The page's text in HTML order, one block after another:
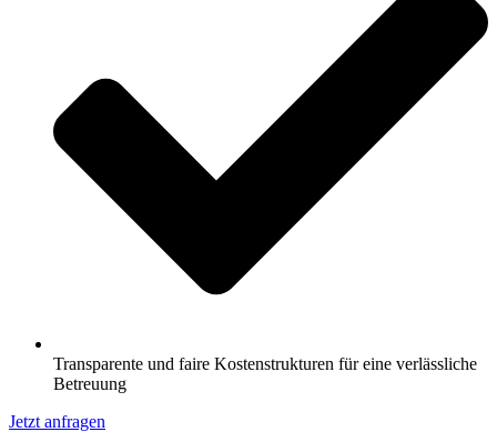
Transparente und faire Kostenstrukturen für eine verlässliche
Betreuung
Jetzt anfragen